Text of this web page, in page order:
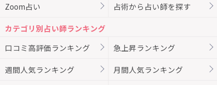
Zoom占い 占術から占い師を探す
カテゴリ別占い師ランキング
口コミ高評価ランキング
急上昇ランキング
週間人気ランキング 月間人気ランキング